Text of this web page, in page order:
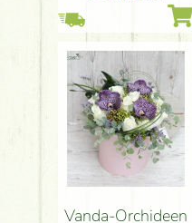
Kontrasige tfarben
(23 Stränge)
Vanda-Orchideen